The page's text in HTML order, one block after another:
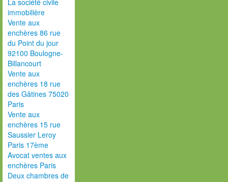
La société civile
immobilière
Vente aux
enchères 86 rue
du Point du jour
92100 Boulogne-
Billancourt
Vente aux
enchères 18 rue
des Gâtines 75020
Paris
Vente aux
enchères 15 rue
Saussier Leroy
Paris 17ème
Avocat ventes aux
enchères Paris
Deux chambres de